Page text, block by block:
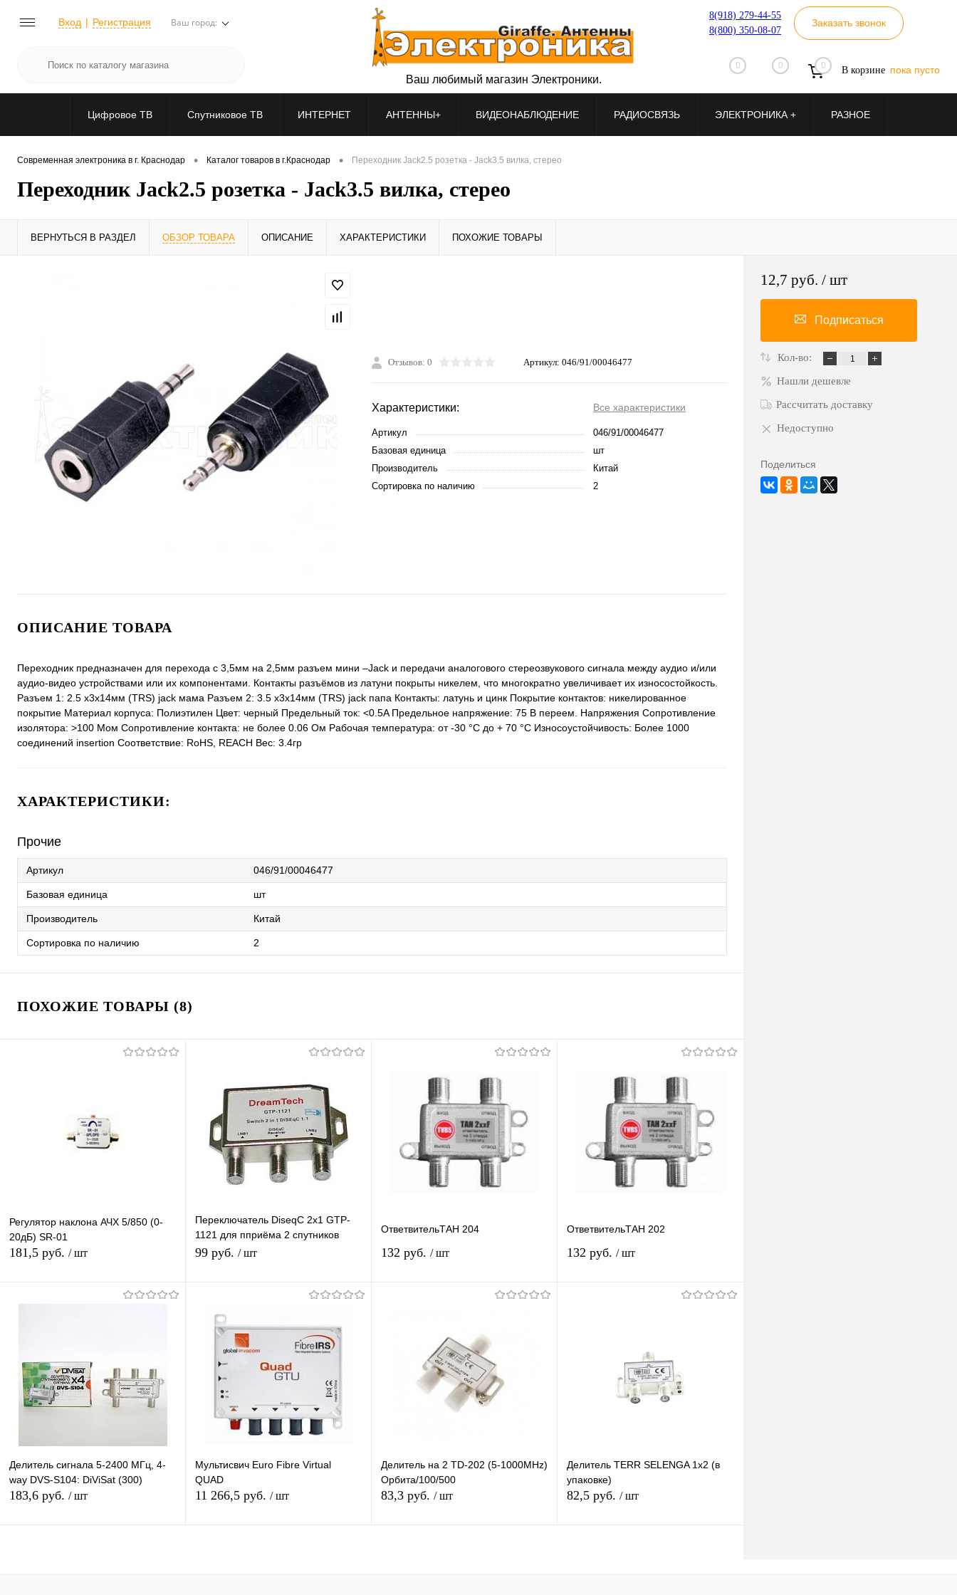
Вход Регистрация Ваш город:
8(918) 279-44-55
8(800) 350-08-07
Заказать звонок
0 0 0 В корзине пока пусто
Ваш любимый магазин Электроники.
Цифровое ТВ Спутниковое ТВ ИНТЕРНЕТ АНТЕННЫ+ ВИДЕОНАБЛЮДЕНИЕ РАДИОСВЯЗЬ ЭЛЕКТРОНИКА + РАЗНОЕ
Современная электроника в г. Краснодар • Каталог товаров в г.Краснодар • Переходник Jack2.5 розетка - Jack3.5 вилка, стерео
Переходник Jack2.5 розетка - Jack3.5 вилка, стерео
ВЕРНУТЬСЯ В РАЗДЕЛ ОБЗОР ТОВАРА ОПИСАНИЕ ХАРАКТЕРИСТИКИ ПОХОЖИЕ ТОВАРЫ
Отзывов: 0 Артикул: 046/91/00046477
Характеристики: Все характеристики
Артикул
046/91/00046477
Базовая единица
шт
Производитель
Китай
Сортировка по наличию
2
ОПИСАНИЕ ТОВАРА
Переходник предназначен для перехода с 3,5мм на 2,5мм разъем мини –Jack и передачи аналогового стереозвукового сигнала между аудио и/или
аудио-видео устройствами или их компонентами. Контакты разъёмов из латуни покрыты никелем, что многократно увеличивает их износостойкость.
Разъем 1: 2.5 х3x14мм (TRS) jack мама Разъем 2: 3.5 х3x14мм (TRS) jack папа Контакты: латунь и цинк Покрытие контактов: никелированное
покрытие Материал корпуса: Полиэтилен Цвет: черный Предельный ток: <0.5A Предельное напряжение: 75 B переем. Напряжения Сопротивление
изолятора: >100 Мом Сопротивление контакта: не более 0.06 Ом Рабочая температура: от -30 °C до + 70 °C Износоустойчивость: Более 1000
соединений insertion Соответствие: RoHS, REACH Вес: 3.4гр
ХАРАКТЕРИСТИКИ:
Прочие
Артикул 046/91/00046477
Базовая единица шт
Производитель Китай
Сортировка по наличию 2
ПОХОЖИЕ ТОВАРЫ (8)
Регулятор наклона АЧХ 5/850 (0-
20дБ) SR-01
181,5 руб. / шт
В избранное Недоступно
Переключатель DiseqC 2х1 GTP-
1121 для пприёма 2 спутников
одним ресивером (цифровой
99 руб. / шт
Купить в 1 клик К сравнению
В избранное
ОтветвительТАН 204
132 руб. / шт
Купить в 1 клик К сравнению
В избранное Недоступно
ОтветвительТАН 202
132 руб. / шт
В избранное
Делитель сигнала 5-2400 МГц, 4-
way DVS-S104: DiViSat (300)
183,6 руб. / шт
Мультисвич Euro Fibre Virtual
QUAD
11 266,5 руб. / шт
Делитель на 2 TD-202 (5-1000MHz)
Орбита/100/500
83,3 руб. / шт
Делитель TERR SELENGA 1х2 (в
упаковке)
82,5 руб. / шт
12,7 руб. / шт
Подписаться
Кол-во:
Нашли дешевле
Рассчитать доставку
Недоступно
Поделиться